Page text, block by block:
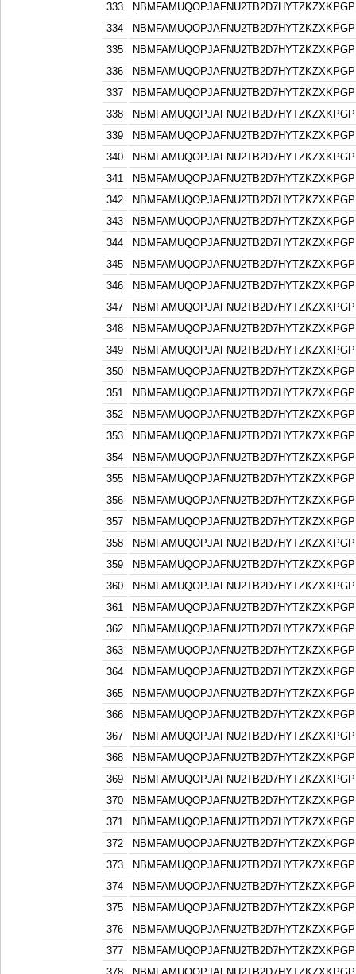
333
334
335
336
337
338
339
340
341
342
343
344
345
346
347
348
349
350
351
352
353
354
355
356
357
358
359
360
361
362
363
364
365
366
367
368
369
370
371
372
373
374
375
376
377